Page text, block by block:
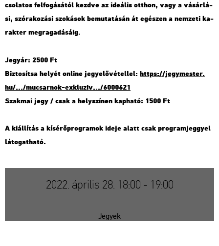
cso­la­tos fel­fo­gá­sá­tól kezd­ve az ide­á­lis ott­hon, vagy a vá­sár­lá­
si, szó­ra­ko­zá­si szo­ká­sok be­mu­ta­tá­sán át egé­szen a nem­ze­ti ka­
rak­ter meg­ra­ga­dá­sá­ig.
Jegy­ár: 2500 Ft
Biz­to­sít­sa he­lyét on­line jegy­elő­vé­tel­lel: https://​jegy­mes­ter.​
hu/.../​mu­csar­nok-​exk­lu­ziv.../​6000621
Szak­mai jegy / csak a hely­szí­nen kap­ha­tó: 1500 Ft
A ki­ál­lí­tás a kí­sé­rő­prog­ra­mok ideje alatt csak prog­ram­jeggyel
lá­to­gat­ha­tó.
2022. április 28. 18:00 - 19:00
Jegyek